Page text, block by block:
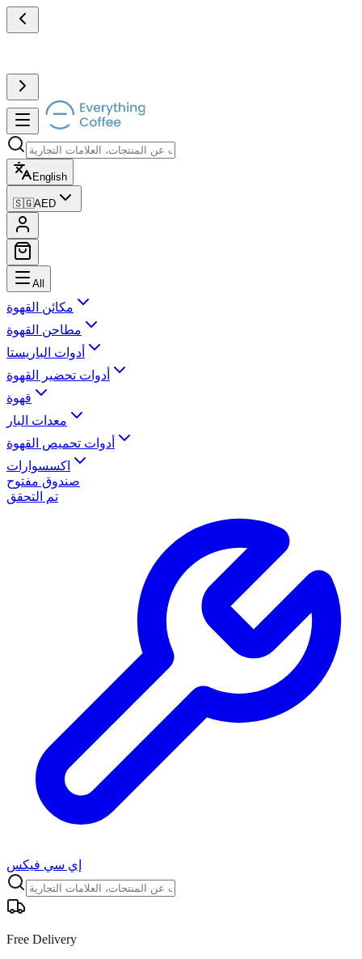
English
🇸🇬AED
All
مكائن القهوة
مطاحن القهوة
أدوات الباريستا
أدوات تحضير القهوة
قهوة
معدات البار
أدوات تحميص القهوة
اكسسوارات
صندوق مفتوح
تم التحقق
إي سي فيكس
Free Delivery